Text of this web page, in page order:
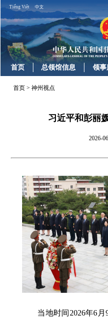
Tiếng Việt 中文
首页 总领馆信息 领事
首页 >神州视点
习近平和彭丽
2026-
当地时间2026年6